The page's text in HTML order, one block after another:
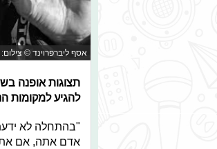
אסף ליברפרוינד © צילום: Edward Berthelot
תצוגות אופנה
להגיע למקומות
"בהתחלה לא
אדם אתה, אם